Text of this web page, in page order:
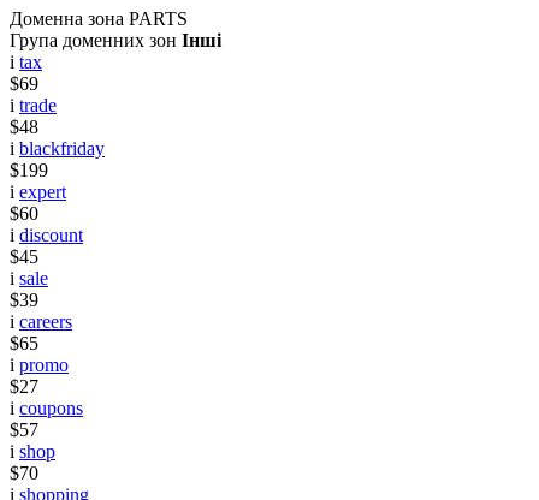
Доменна зона PARTS
Група доменних зон Інші
i tax
$69
i trade
$48
i blackfriday
$199
i expert
$60
i discount
$45
i sale
$39
i careers
$65
i promo
$27
i coupons
$57
i shop
$70
i shopping